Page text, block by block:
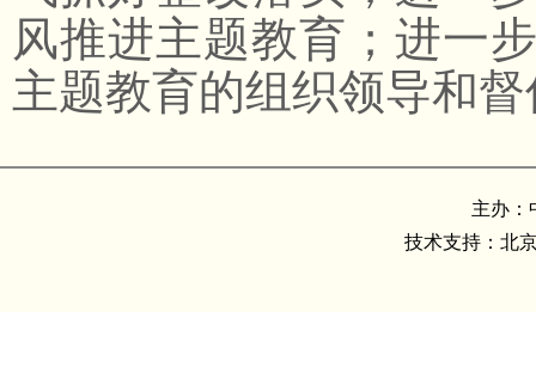
风推进主题教育；进一
主题教育的组织领导和
主办：
技术支持：北